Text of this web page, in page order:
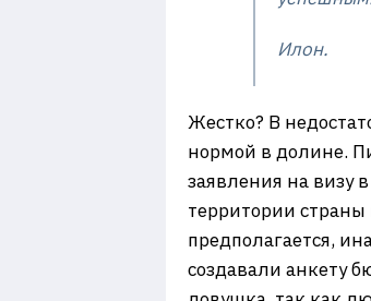
Илон.
Жестко? В
нормой в долине.
заявления на визу
территории страны
предполагается,
создавали анкету